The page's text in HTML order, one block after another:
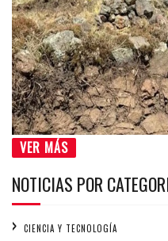
VER MÁS
NOTICIAS POR
CIENCIA Y TECNOLOGÍA